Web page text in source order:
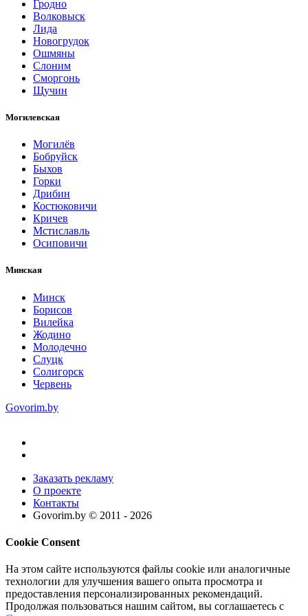
Гродно
Волковыск
Лида
Новогрудок
Ошмяны
Слоним
Сморгонь
Щучин
Могилевская
Могилёв
Бобруйск
Быхов
Горки
Дрибин
Костюковичи
Кричев
Мстиславль
Осиповичи
Минская
Минск
Борисов
Вилейка
Жодино
Молодечно
Слуцк
Солигорск
Червень
Govorim.by
Заказать рекламу
О проекте
Контакты
Govorim.by © 2011 - 2026
Cookie Consent
На этом сайте используются файлы cookie или аналогичные
технологии для улучшения вашего опыта просмотра и
предоставления персонализированных рекомендаций.
Продолжая пользоваться нашим сайтом, вы соглашаетесь с